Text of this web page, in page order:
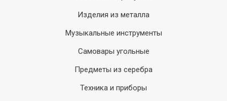
Изделия из металла
Музыкальные инструменты
Самовары угольные
Предметы из серебра
Техника и приборы